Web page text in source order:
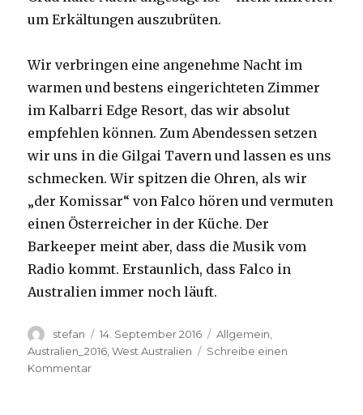
um Erkältungen auszubrüten.
Wir verbringen eine angenehme Nacht im
warmen und bestens eingerichteten Zimmer
im Kalbarri Edge Resort, das wir absolut
empfehlen können. Zum Abendessen setzen
wir uns in die Gilgai Tavern und lassen es uns
schmecken. Wir spitzen die Ohren, als wir
„der Komissar“ von Falco hören und vermuten
einen Österreicher in der Küche. Der
Barkeeper meint aber, dass die Musik vom
Radio kommt. Erstaunlich, dass Falco in
Australien immer noch läuft.
Autor
stefan
Veröffentlicht
am
14. September 2016 Kategorien
Allgemein
Australien_2016 ,West Australien
Schreibe einen
Kommentarzu